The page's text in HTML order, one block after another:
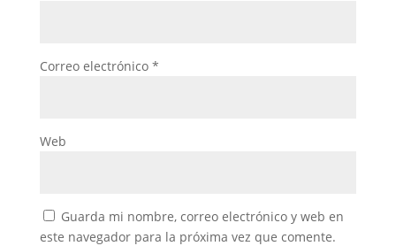
Correo electrónico *
Web
Guarda mi nombre, correo electrónico y web en
este navegador para la próxima vez que comente.